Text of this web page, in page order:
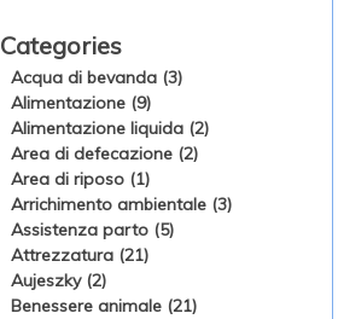
Categories
Acqua di bevanda (3)
Alimentazione (9)
Alimentazione liquida (2)
Area di defecazione (2)
Area di riposo (1)
Arrichimento ambientale (3)
Assistenza parto (5)
Attrezzatura (21)
Aujeszky (2)
Benessere animale (21)